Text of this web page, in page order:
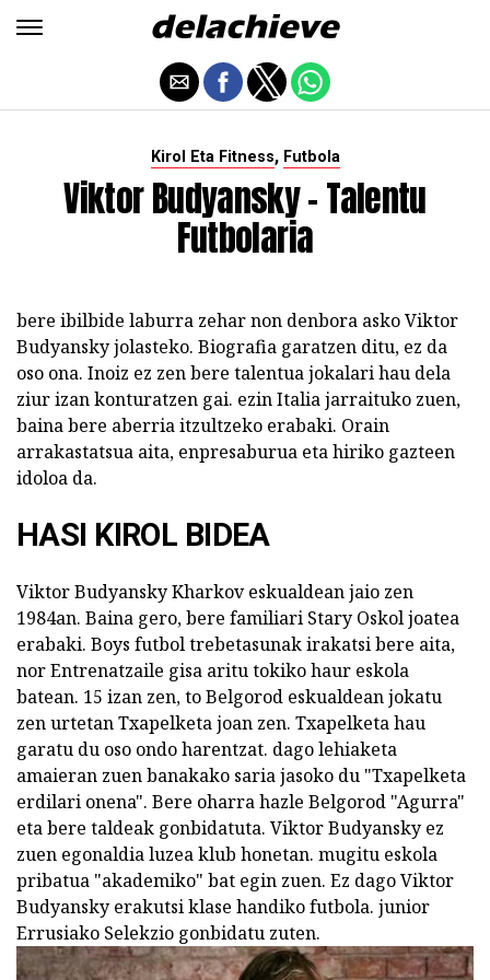
Kirol Eta Fitness, Futbola
Viktor Budyansky - Talentu
Futbolaria
bere ibilbide laburra zehar non denbora asko Viktor
Budyansky jolasteko. Biografia garatzen ditu, ez da
oso ona. Inoiz ez zen bere talentua jokalari hau dela
ziur izan konturatzen gai. ezin Italia jarraituko zuen,
baina bere aberria itzultzeko erabaki. Orain
arrakastatsua aita, enpresaburua eta hiriko gazteen
idoloa da.
HASI KIROL BIDEA
Viktor Budyansky Kharkov eskualdean jaio zen
1984an. Baina gero, bere familiari Stary Oskol joatea
erabaki. Boys futbol trebetasunak irakatsi bere aita,
nor Entrenatzaile gisa aritu tokiko haur eskola
batean. 15 izan zen, to Belgorod eskualdean jokatu
zen urtetan Txapelketa joan zen. Txapelketa hau
garatu du oso ondo harentzat. dago lehiaketa
amaieran zuen banakako saria jasoko du "Txapelketa
erdilari onena". Bere oharra hazle Belgorod "Agurra"
eta bere taldeak gonbidatuta. Viktor Budyansky ez
zuen egonaldia luzea klub honetan. mugitu eskola
pribatua "akademiko" bat egin zuen. Ez dago Viktor
Budyansky erakutsi klase handiko futbola. junior
Errusiako Selekzio gonbidatu zuten.